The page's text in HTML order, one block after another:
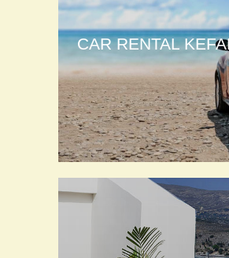
CAR RENTAL